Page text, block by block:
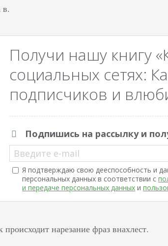
Получи нашу книгу
социальных сетях:
подписчиков и
Подпишись на рассылку и
Введите e-mail
Я подтверждаю свою дееспособность и
персональных данных в соответствии с
и передаче персональных данных и
нарезание фраз внахлест.